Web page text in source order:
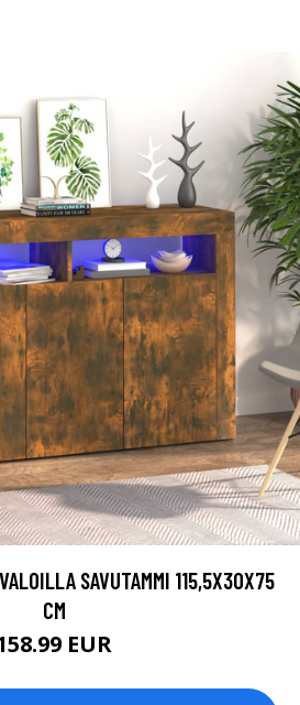
SAVUTAMMI 115,5X30X75
CM
EUR